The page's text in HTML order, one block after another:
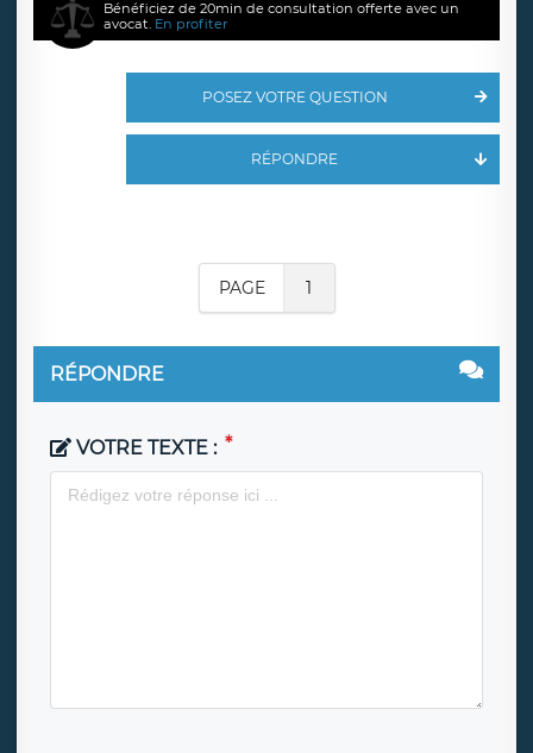
Bénéficiez de 20min de consultation offerte avec un
avocat. En profiter
POSEZ VOTRE QUESTION
RÉPONDRE
PAGE 1
RÉPONDRE
VOTRE TEXTE :